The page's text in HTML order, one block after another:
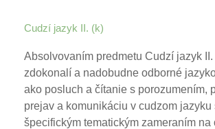
Cudzí jazyk II. (k)
Absolvovaním predmetu Cudzí jazyk
zdokonalí a nadobudne odborné
ako posluch a čítanie s porozumením,
prejav a komunikáciu v cudzom jazyku
špecifickým tematickým zameraním na